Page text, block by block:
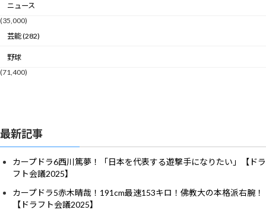
ニュース
(35,000)
芸能 (282)
野球
(71,400)
最新記事
カープドラ6西川篤夢！「日本を代表する遊撃手になりたい」【ドラ
フト会議2025】
カープドラ5赤木晴哉！191cm最速153キロ！佛教大の本格派右腕！
【ドラフト会議2025】